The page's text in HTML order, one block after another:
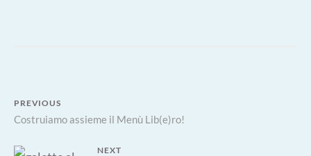
Navigazione
articoli
PREVIOUS
Previous
post:
Costruiamo assieme il Menù Lib(e)ro!
NEXT